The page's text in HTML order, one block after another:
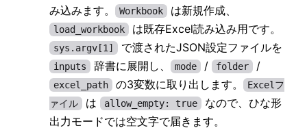
み込みます。
Workbook は新規作成、
load_workbook は既存Excel読み込み用です。
sys.argv[1] で渡されたJSON設定ファイルを
inputs 辞書に展開し、 mode / folder /
excel_path の3変数に取り出します。
Excelフ
ァイル
は allow_empty: true
なので、ひな形
出力モードでは空文字で届きます。